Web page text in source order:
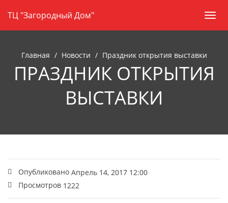
Skip
Навигация
ТЦ "Загородный Дом"
Главная Новости Праздник открытия выставки
ПРАЗДНИК ОТКРЫТИЯ
ВЫСТАВКИ
Опубликовано Апрель 14, 2017 12:00
Просмотров 1222